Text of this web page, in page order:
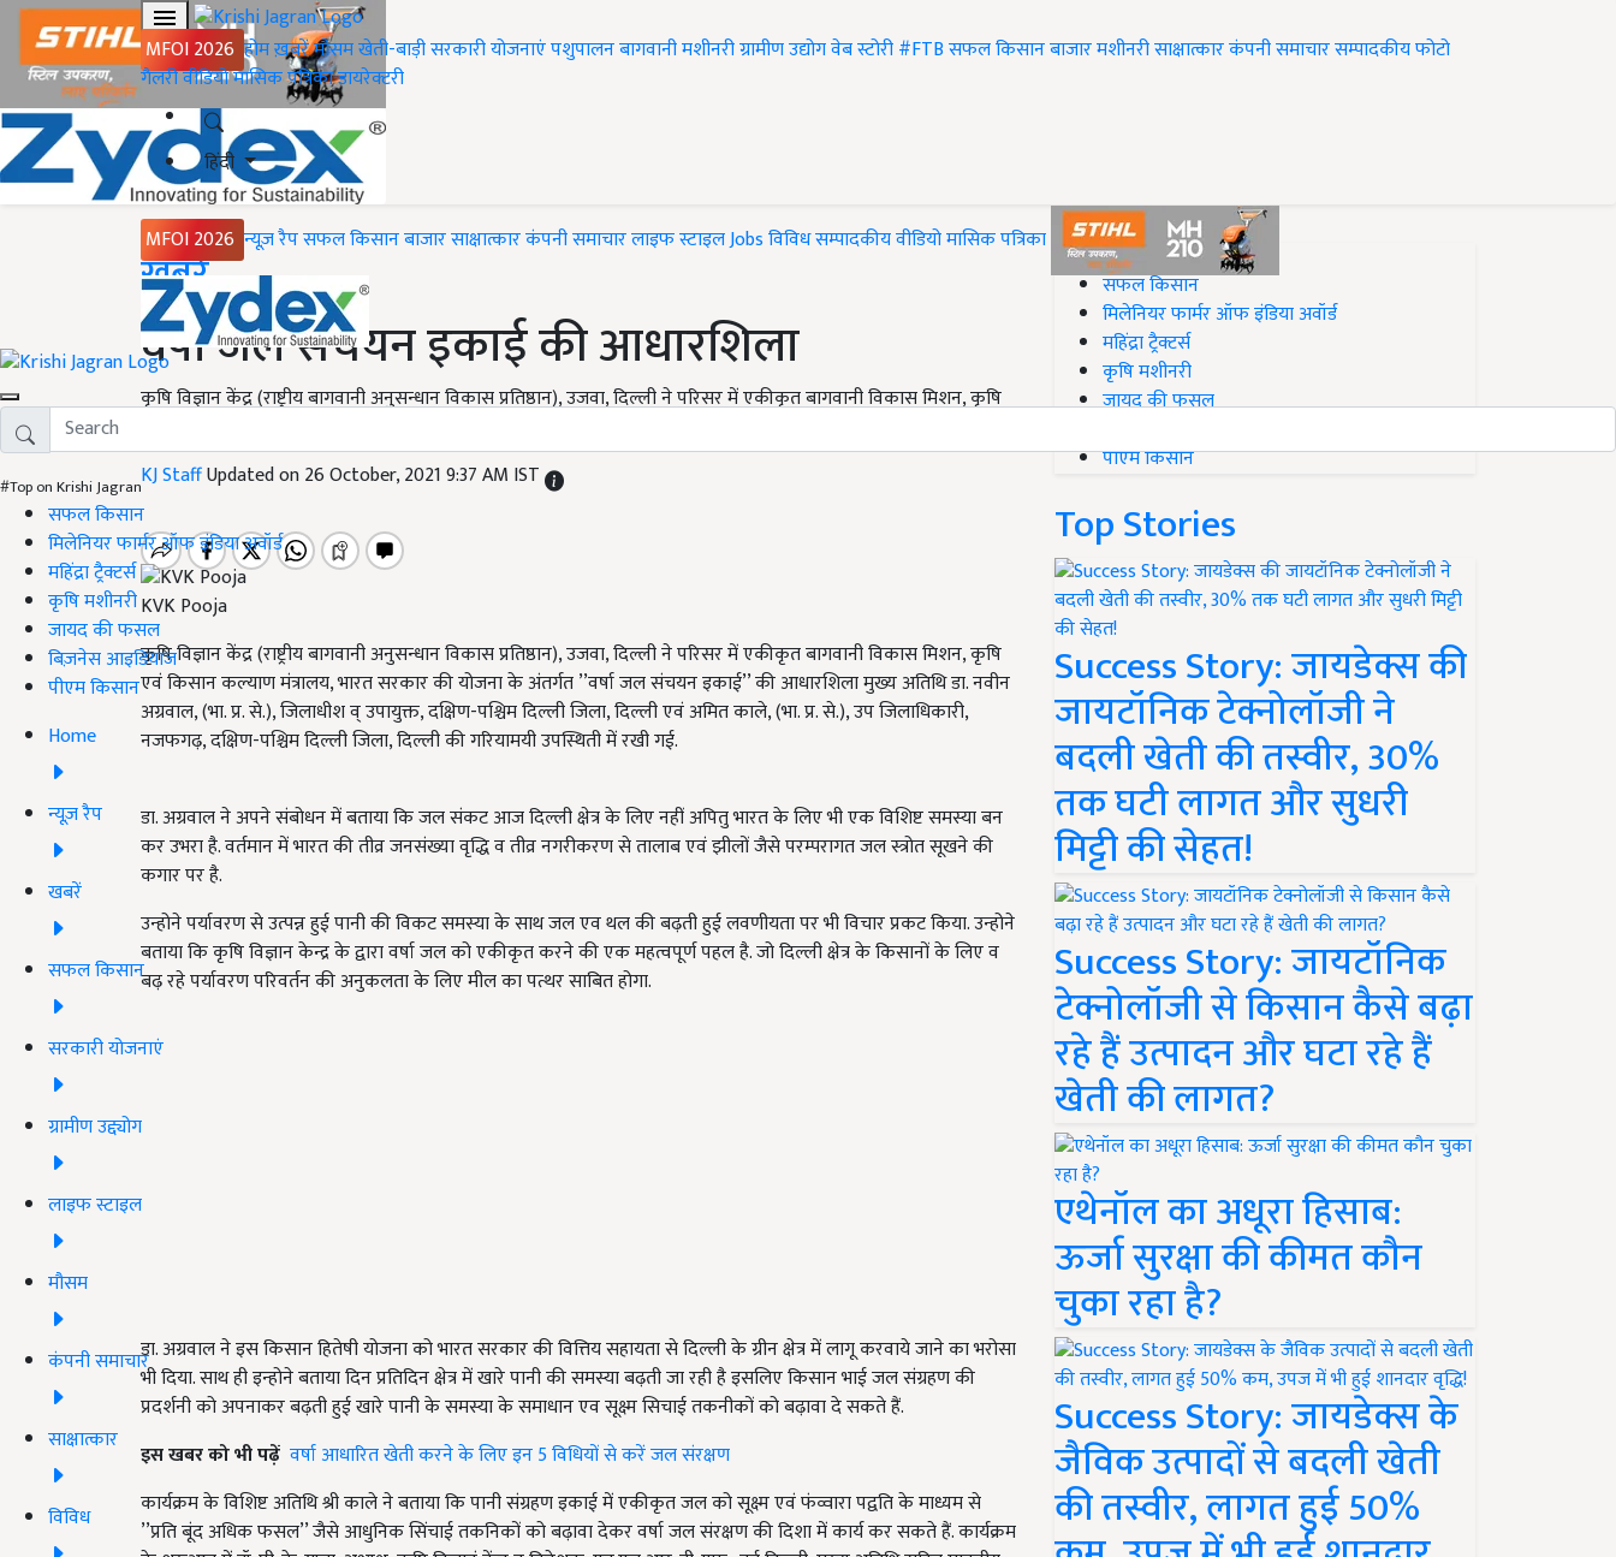
MFOI 2026 होमख़बरेंमौसमखेती-बाड़ीसरकारी योजनाएंपशुपालनबागवानीमशीनरीग्रामीण उद्योगवेब स्टोरी#FTBसफल किसानबाजारमशीनरीसाक्षात्कारकंपनी समाचारसम्पादकीयफोटो
गैलरीवीडियोमासिक पत्रिकाडायरेक्टरी
हिंदी
MFOI 2026 न्यूज़ रैपसफल किसानबाजारसाक्षात्कारकंपनी समाचारलाइफ स्टाइलJobsविविधसम्पादकीयवीडियोमासिक पत्रिका
#Top on Krishi Jagran
सफल किसान
मिलेनियर फार्मर ऑफ इंडिया अवॉर्ड
महिंद्रा ट्रैक्टर्स
कृषि मशीनरी
जायद की फसल
बिज़नेस आइडियाज
पीएम किसान
Home
न्यूज़ रैप
खबरें
सफल किसान
सरकारी योजनाएं
ग्रामीण उद्द्योग
लाइफ स्टाइल
मौसम
कंपनी समाचार
साक्षात्कार
विविध
Home
ख़बरें
वर्षा जल संचयन इकाई की आधारशिला
कृषि विज्ञान केंद्र (राष्ट्रीय बागवानी अनुसन्धान विकास प्रतिष्ठान), उजवा, दिल्ली ने परिसर में एकीकृत बागवानी विकास मिशन, कृषि
KJ StaffUpdated on 26 October, 2021 9:37 AM IST
KVK Pooja
कृषि विज्ञान केंद्र (राष्ट्रीय बागवानी अनुसन्धान विकास प्रतिष्ठान), उजवा, दिल्ली ने परिसर में एकीकृत बागवानी विकास मिशन, कृषि
एवं किसान कल्याण मंत्रालय, भारत सरकार की योजना के अंतर्गत ’’वर्षा जल संचयन इकाई’’ की आधारशिला मुख्य अतिथि डा. नवीन
अग्रवाल, (भा. प्र. से.), जिलाधीश व् उपायुक्त, दक्षिण-पश्चिम दिल्ली जिला, दिल्ली एवं अमित काले, (भा. प्र. से.), उप जिलाधिकारी,
नजफगढ़, दक्षिण-पश्चिम दिल्ली जिला, दिल्ली की गरियामयी उपस्थिती में रखी गई.
डा. अग्रवाल ने अपने संबोधन में बताया कि जल संकट आज दिल्ली क्षेत्र के लिए नहीं अपितु भारत के लिए भी एक विशिष्ट समस्या बन
कर उभरा है. वर्तमान में भारत की तीव्र जनसंख्या वृद्धि व तीव्र नगरीकरण से तालाब एवं झीलों जैसे परम्परागत जल स्त्रोत सूखने की
कगार पर है.
उन्होने पर्यावरण से उत्पन्न हुई पानी की विकट समस्या के साथ जल एव थल की बढ़ती हुई लवणीयता पर भी विचार प्रकट किया. उन्होने
बताया कि कृषि विज्ञान केन्द्र के द्वारा वर्षा जल को एकीकृत करने की एक महत्वपूर्ण पहल है. जो दिल्ली क्षेत्र के किसानों के लिए व
बढ़ रहे पर्यावरण परिवर्तन की अनुकलता के लिए मील का पत्थर साबित होगा.
डा. अग्रवाल ने इस किसान हितेषी योजना को भारत सरकार की वित्तिय सहायता से दिल्ली के ग्रीन क्षेत्र में लागू करवाये जाने का भरोसा
भी दिया. साथ ही इन्होने बताया दिन प्रतिदिन क्षेत्र में खारे पानी की समस्या बढ़ती जा रही है इसलिए किसान भाई जल संग्रहण की
प्रदर्शनी को अपनाकर बढ़ती हुई खारे पानी के समस्या के समाधान एव सूक्ष्म सिचाई तकनीकों को बढ़ावा दे सकते हैं.
इस खबर को भी पढ़ें वर्षा आधारित खेती करने के लिए इन 5 विधियों से करें जल संरक्षण
कार्यक्रम के विशिष्ट अतिथि श्री काले ने बताया कि पानी संग्रहण इकाई में एकीकृत जल को सूक्ष्म एवं फंव्वारा पद्वति के माध्यम से
’’प्रति बूंद अधिक फसल’’ जैसे आधुनिक सिंचाई तकनिकों को बढ़ावा देकर वर्षा जल संरक्षण की दिशा में कार्य कर सकते हैं. कार्यक्रम
#Top on Krishi Jagran
सफल किसान
मिलेनियर फार्मर ऑफ इंडिया अवॉर्ड
महिंद्रा ट्रैक्टर्स
कृषि मशीनरी
जायद की फसल
पीएम किसान
Top Stories
Success Story: जायडेक्स की
जायटॉनिक टेक्नोलॉजी ने
बदली खेती की तस्वीर, 30%
तक घटी लागत और सुधरी
मिट्टी की सेहत!
Success Story: जायटॉनिक
टेक्नोलॉजी से किसान कैसे बढ़ा
रहे हैं उत्पादन और घटा रहे हैं
खेती की लागत?
एथेनॉल का अधूरा हिसाब:
ऊर्जा सुरक्षा की कीमत कौन
चुका रहा है?
Success Story: जायडेक्स के
जैविक उत्पादों से बदली खेती
की तस्वीर, लागत हुई 50%